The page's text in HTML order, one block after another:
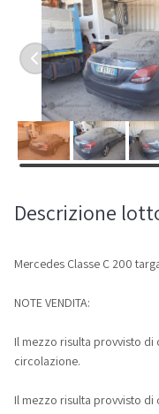
Descrizione
Mercedes Classe C 200
NOTE VENDITA:
Il mezzo risulta provvisto di
circolazione.
Il mezzo risulta provvisto di